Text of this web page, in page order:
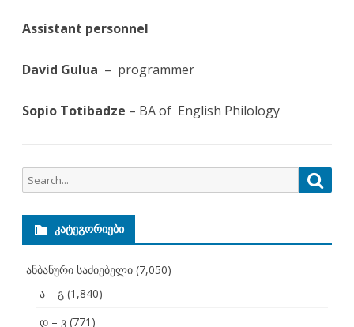
Assistant personnel
David Gulua – programmer
Sopio Totibadze – BA of English Philology
Search
for:
ᲙᲐᲢᲔᲒᲝᲠᲘᲔᲑᲘ
ანბანური საძიებელი (7,050)
ა – გ (1,840)
დ – ვ (771)